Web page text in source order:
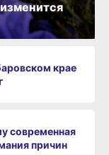
крае
современная
причин